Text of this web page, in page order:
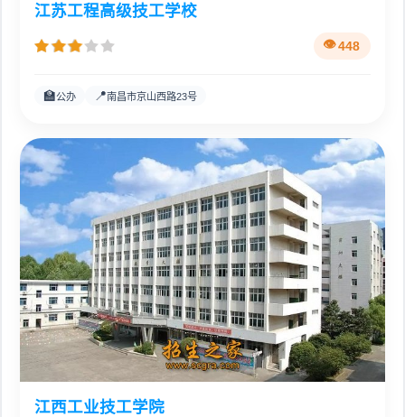
江苏工程高级技工学校
448
🏫公办 📍南昌市京山西路23号
江西工业技工学院